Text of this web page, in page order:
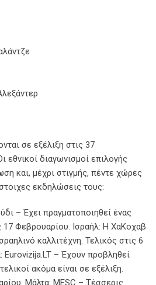
σε εξέλιξη στις 37
διαγωνισμοί επιλογής
και, μέχρι στιγμής, πέντε χώρες
εκδηλώσεις τους:
– Έχει πραγματοποιηθεί ένας
17 Φεβρουαρίου. Ισραήλ: Η ΧαΚοχαβ
καλλιτέχνη. Τελικός στις 6
Eurovizija.LT – Έχουν προβληθεί
ακόμα είναι σε εξέλιξη.
Μάλτα: MESC – Τέσσερις